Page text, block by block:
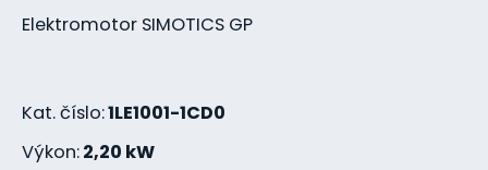
Elektromotor SIMOTICS GP
Kat. číslo:1LE1001-1CD0
Výkon:2,20 kW